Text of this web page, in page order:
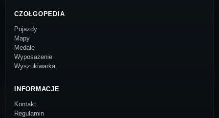
CZOŁGOPEDIA
Pojazdy
Mapy
Medale
Wyposażenie
Wyszukiwarka
INFORMACJE
Kontakt
Regulamin